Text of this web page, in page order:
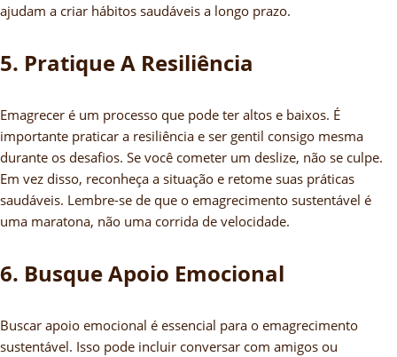
ajudam a criar hábitos saudáveis a longo prazo.
5. Pratique A Resiliência
Emagrecer é um processo que pode ter altos e baixos. É
importante praticar a resiliência e ser gentil consigo mesma
durante os desafios. Se você cometer um deslize, não se culpe.
Em vez disso, reconheça a situação e retome suas práticas
saudáveis. Lembre-se de que o emagrecimento sustentável é
uma maratona, não uma corrida de velocidade.
6. Busque Apoio Emocional
Buscar apoio emocional é essencial para o emagrecimento
sustentável. Isso pode incluir conversar com amigos ou